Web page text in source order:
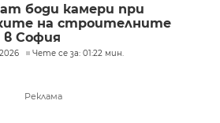
боди камери при
на строителните
София
Чете се за: 01:22 мин.
Реклама